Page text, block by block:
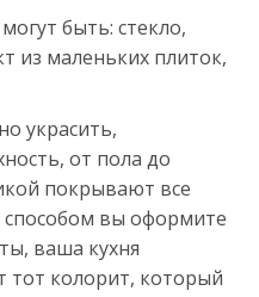
быть: стекло,
из маленьких плиток,
украсить,
от пола до
покрывают все
способом вы оформите
ваша кухня
тот колорит, который